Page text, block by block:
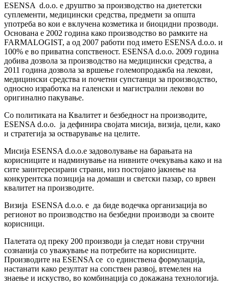
ESENSA d.o.o. е друштво за производство на диететски
суплементи, медицински средства, предмети за општа
употреба во кои е вклучена козметика и биоцидни прозводи.
Основана е 2002 година како производство во рамките на
FARMALOGIST, а од 2007 работи под името ESENSA d.o.o. и
100% е во приватна сопственост. ESENSA d.o.o. 2009 година
добива дозвола за производство на медицински средства, а
2011 година дозвола за вршење големопродажба на лекови,
медицински средства и почетни супстанци за производство,
односно изработка на галенски и магистрални лекови во
оригинално пакување.
Со политиката на Квалитет и безбедност на производите,
ESENSA d.o.o. ја дефинира својата мисија, визија, цели, како
и стратегија за остварување на целите.
Мисија ESENSA d.o.o.е задоволување на барањата на
корисниците и надминување на нивните очекувања како и на
сите заинтересирани страни, низ постојано јакнење на
конкурентска позиција на домашн и светски пазар, со врвен
квалитет на производите.
Визија ESENSA d.o.o. е да биде водечка организација во
регионот во производство на безбедни производи за своите
корисници.
Палетата од преку 200 производи ја следат нови стручни
сознанија со уважување на потребите на корисниците.
Производите на ESENSA се со единствена формулација,
настанати како резултат на сопствен развој, втемелен на
знаење и искуство, во комбинација со докажана технологија.